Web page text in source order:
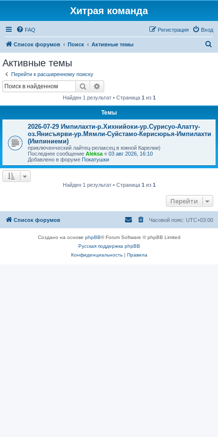
Хитрая команда
FAQ Вход
Регистрация
Список форумов Поиск Активные темы
Активные темы
Перейти к расширенному поиску
Поиск
Найден 1 результат • Страница 1 из 1
Темы
2026-07-29 Импилахти-р.Хихнийоки-ур.Сурисуо-Алатту-
оз.Янисъярви-ур.Мямли-Суйстамо-Керисюрья-Импилахти
(Импиниеми)
приключенческий лайтец-релаксец в южной Карелии)
Последнее сообщение Aleksa « 03 авг 2026, 16:10
Добавлено в форуме Покатушки
Найден 1 результат • Страница 1 из 1
Перейти
Список форумов Часовой пояс: UTC+03:00
Создано на основе phpBB® Forum Software © phpBB Limited
Русская поддержка phpBB
Конфиденциальность| Правила